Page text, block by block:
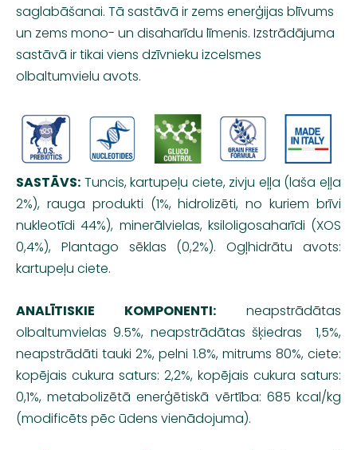
saglabāšanai. Tā sastāvā ir zems enerģijas blīvums
un zems mono- un disaharīdu līmenis. Izstrādājuma
sastāvā ir tikai viens dzīvnieku izcelsmes
olbaltumvielu avots.
SASTĀVS: Tuncis, kartupeļu ciete, zivju eļļa (laša eļļa
2%), rauga produkti (1%, hidrolizēti, no kuriem brīvi
nukleotīdi 44%), minerālvielas, ksiloligosaharīdi (XOS
0,4%), Plantago sēklas (0,2%). Ogļhidrātu avots:
kartupeļu ciete.
ANALĪTISKIE KOMPONENTI: neapstrādātas
olbaltumvielas 9.5%, neapstrādātas šķiedras 1,5%,
neapstrādāti tauki 2%, pelni 1.8%, mitrums 80%, ciete:
kopējais cukura saturs: 2,2%, kopējais cukura saturs:
0,1%, metabolizētā enerģētiskā vērtība: 685 kcal/kg
(modificēts pēc ūdens vienādojuma).